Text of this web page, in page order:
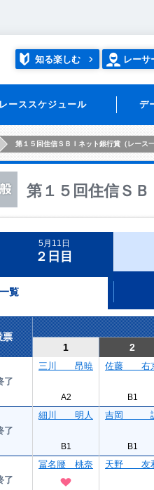
知る楽しむ レーサ
レーススケジュール デ
第１５回住信ＳＢＩネット銀行賞（レース
第１５回住信Ｓ
5月11日
２日目
覧
票
1
2
了
三川 昂暁
A2
佐藤 右
B1
了
細川 明人
B1
吉岡
B1
了
冨名腰 桃奈 天野 友